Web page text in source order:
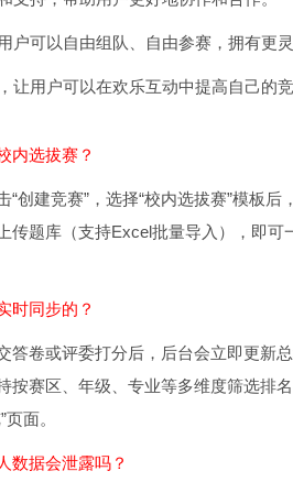
户可以自由组队、自由参赛，拥有更灵
让用户可以在欢乐互动中提高自己的竞
内选拔赛？
“创建竞赛”，选择“校内选拔赛”模板
传题库（支持Excel批量导入），即可
时同步的？
答卷或评委打分后，后台会立即更新
按赛区、年级、专业等多维度筛选排
面。
数据会泄露吗？